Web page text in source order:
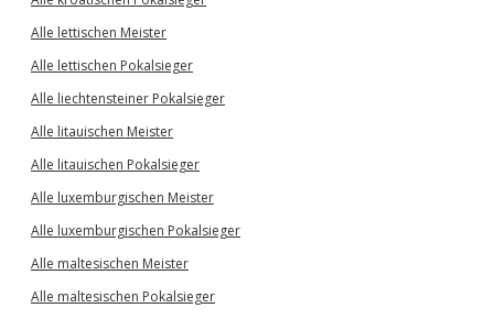
Alle lettischen Meister
Alle lettischen Pokalsieger
Alle liechtensteiner Pokalsieger
Alle litauischen Meister
Alle litauischen Pokalsieger
Alle luxemburgischen Meister
Alle luxemburgischen Pokalsieger
Alle maltesischen Meister
Alle maltesischen Pokalsieger